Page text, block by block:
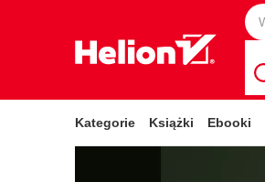
Kategorie Książki Ebooki